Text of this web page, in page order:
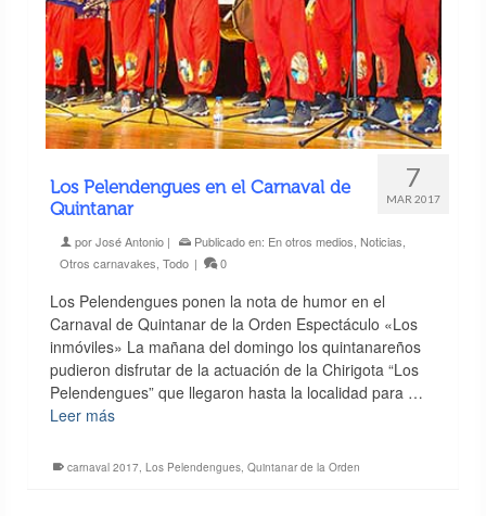
7
MAR 2017
Los Pelendengues en el Carnaval de
Quintanar
porJosé Antonio| Publicado en: En otros medios Noticias
Otros carnavakes Todo | 0
Los Pelendengues ponen la nota de humor en el
Carnaval de Quintanar de la Orden Espectáculo «Los
inmóviles» La mañana del domingo los quintanareños
pudieron disfrutar de la actuación de la Chirigota “Los
Pelendengues” que llegaron hasta la localidad para …
Leer más
carnaval 2017 Los Pelendengues, Quintanar de la Orden